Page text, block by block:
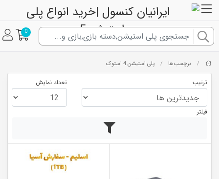
0
/ برچسب‌ها / پلی استیشن 4 استوک
ترتیب تعداد نمایش
فیلتر